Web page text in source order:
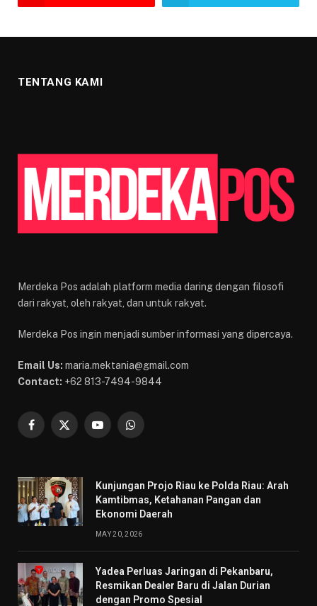
TENTANG KAMI
Merdeka Pos adalah platform media daring dengan filosofi
dari rakyat, oleh rakyat, dan untuk rakyat.
Merdeka Pos ingin menjadi sumber informasi yang dipercaya.
Email Us: maria.mektania@gmail.com
Contact: +62 813-7494-9844
Facebook
X
YouTubeWhatsApp
Kunjungan Projo Riau ke Polda Riau: Arah
Kamtibmas, Ketahanan Pangan dan
Ekonomi Daerah
MAY 20, 2026
Yadea Perluas Jaringan di Pekanbaru,
Resmikan Dealer Baru di Jalan Durian
dengan Promo Spesial